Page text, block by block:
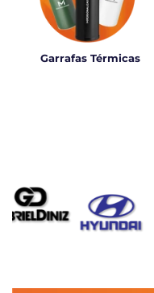
Garrafas Térmicas